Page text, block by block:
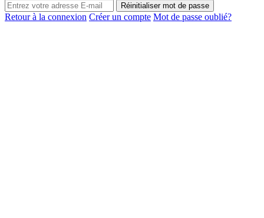
Réinitialiser mot de passe
Retour à la connexion Créer un compte Mot de passe oublié?